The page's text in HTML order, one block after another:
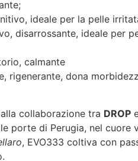
ideale per la pelle
disarrossante, ideale per
calmante
rigenerante, dona
collaborazione tra DROP
porte di Perugia, nel cuore
, EVO333 coltiva con